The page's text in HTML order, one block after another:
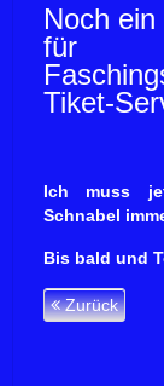
Noch
Tiket-
Ich muss
Schnabel
Bis bald und
Zurück